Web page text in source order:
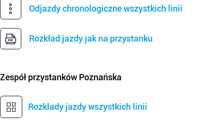
Odjazdy chronologiczne wszystkich linii
Rozkład jazdy jak na przystanku
Zespół przystanków Poznańska
Rozkłady jazdy wszystkich linii